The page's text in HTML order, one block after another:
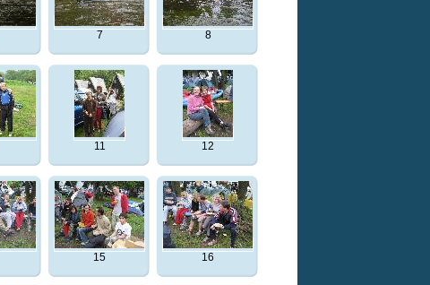
7 8
11 12
15 16